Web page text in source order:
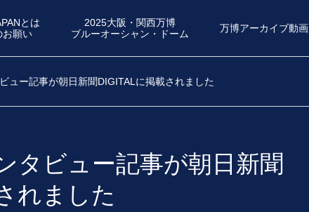
とは
お願い
2025大阪・関西万博
ブルーオーシャン・ドーム
万博アーカイブ動画
ュー記事が朝日新聞DIGITALに掲載されました
タビュー記事が朝日新聞
れました